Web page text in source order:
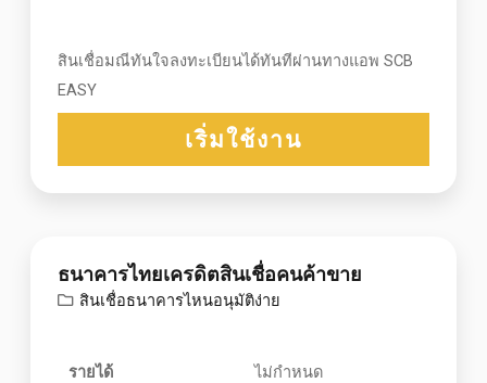
สินเชื่อมณีทันใจลงทะเบียนได้ทันทีผ่านทางแอพ SCB
EASY
เริ่มใช้งาน
ธนาคารไทยเครดิตสินเชื่อคนค้าขาย
สินเชื่อธนาคารไหนอนุมัติง่าย
รายได้ ไม่กำหนด